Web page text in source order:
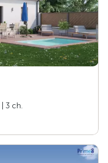
| 3 ch.